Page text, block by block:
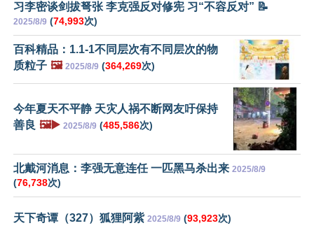
习李密谈剑拔弩张 李克强反对修宪 习“不容反对” 📝
2025/8/9 (74,993次)
百科精品：1.1-1不同层次有不同层次的物
质粒子 🖼️ 2025/8/9 (364,269次)
今年夏天不平静 天灾人祸不断网友吁保持
善良 🖼️▶️ 2025/8/9 (485,586次)
北戴河消息：李强无意连任 一匹黑马杀出来 2025/8/9
(76,738次)
天下奇谭（327）狐狸阿紫 2025/8/9 (93,923次)